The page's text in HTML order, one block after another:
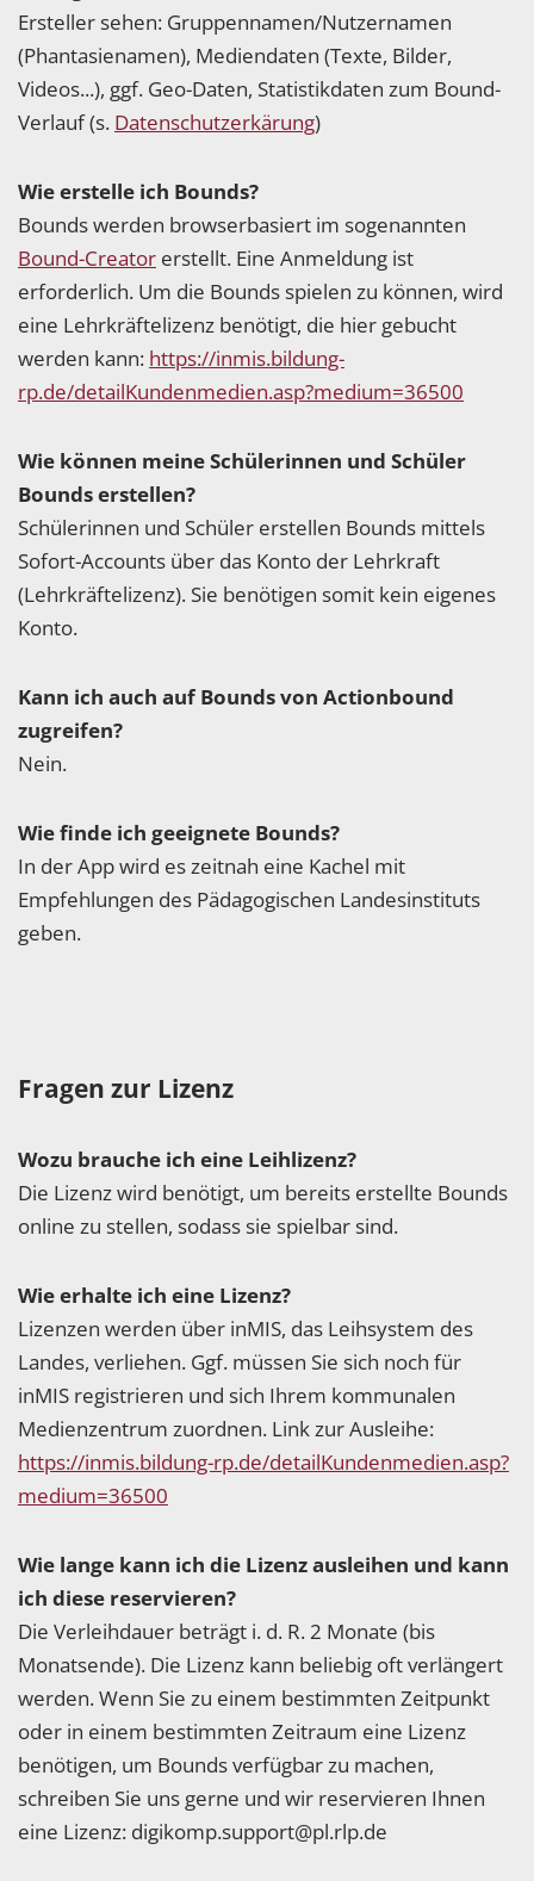
Ersteller sehen: Gruppennamen/Nutzernamen
(Phantasienamen), Mediendaten (Texte, Bilder,
Videos...), ggf. Geo-Daten, Statistikdaten zum Bound-
Verlauf (s. Datenschutzerkärung)
Wie erstelle ich Bounds?
Bounds werden browserbasiert im sogenannten
Bound-Creator erstellt. Eine Anmeldung ist
erforderlich. Um die Bounds spielen zu können, wird
eine Lehrkräftelizenz benötigt, die hier gebucht
werden kann: https://inmis.bildung-
rp.de/detailKundenmedien.asp?medium=36500
Wie können meine Schülerinnen und Schüler
Bounds erstellen?
Schülerinnen und Schüler erstellen Bounds mittels
Sofort-Accounts über das Konto der Lehrkraft
(Lehrkräftelizenz). Sie benötigen somit kein eigenes
Konto.
Kann ich auch auf Bounds von Actionbound
zugreifen?
Nein.
Wie finde ich geeignete Bounds?
In der App wird es zeitnah eine Kachel mit
Empfehlungen des Pädagogischen Landesinstituts
geben.
Fragen zur Lizenz
Wozu brauche ich eine Leihlizenz?
Die Lizenz wird benötigt, um bereits erstellte Bounds
online zu stellen, sodass sie spielbar sind.
Wie erhalte ich eine Lizenz?
Lizenzen werden über inMIS, das Leihsystem des
Landes, verliehen. Ggf. müssen Sie sich noch für
inMIS registrieren und sich Ihrem kommunalen
Medienzentrum zuordnen. Link zur Ausleihe:
https://inmis.bildung-rp.de/detailKundenmedien.asp?
medium=36500
Wie lange kann ich die Lizenz ausleihen und kann
ich diese reservieren?
Die Verleihdauer beträgt i. d. R. 2 Monate (bis
Monatsende). Die Lizenz kann beliebig oft verlängert
werden. Wenn Sie zu einem bestimmten Zeitpunkt
oder in einem bestimmten Zeitraum eine Lizenz
benötigen, um Bounds verfügbar zu machen,
schreiben Sie uns gerne und wir reservieren Ihnen
eine Lizenz: digikomp.support@pl.rlp.de